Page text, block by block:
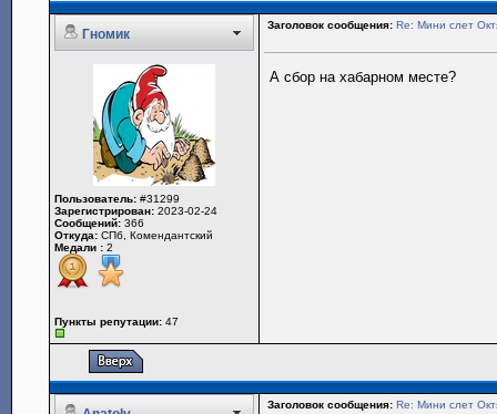
Гномик
Заголовок сообщения: Re: Мини слет
Пользователь: #31299
Зарегистрирован: 2023-02-24
Сообщений: 366
Откуда: СПб, Комендантский
Медали : 2
Пункты репутации: 47
А сбор на хабарном месте?
Заголовок сообщения: Re: Мини слет